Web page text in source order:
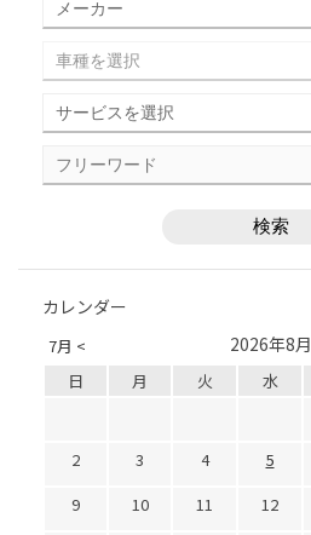
カレンダー
7月 < 2026年8月
日 月 火 水
2
3 4 5
9
10 11 12